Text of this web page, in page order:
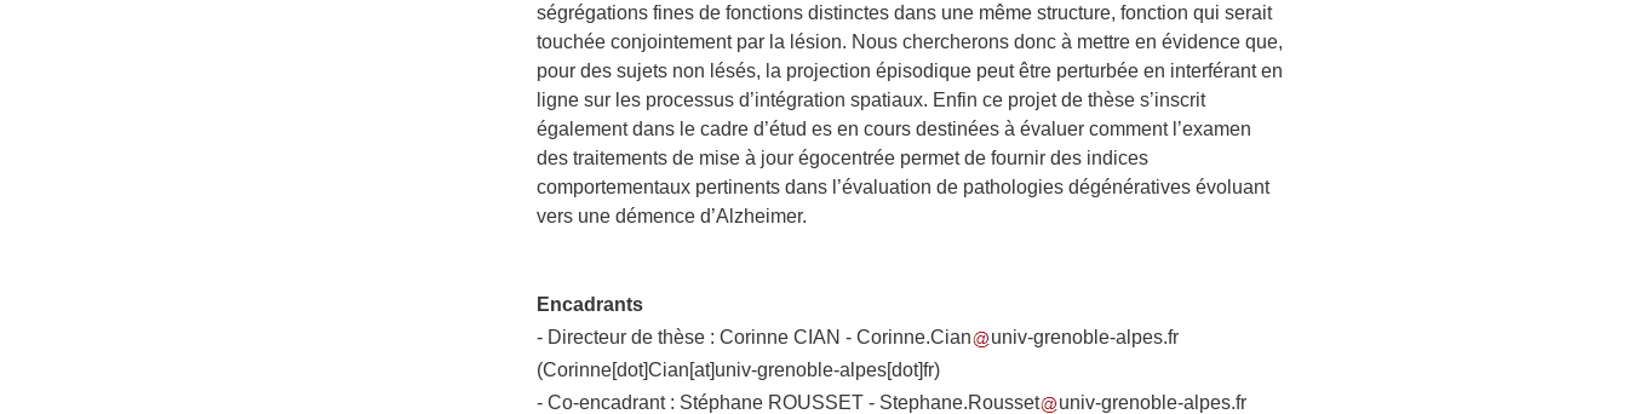
ségrégations fines de fonctions distinctes dans une même structure, fonction qui serait
touchée conjointement par la lésion. Nous chercherons donc à mettre en évidence que,
pour des sujets non lésés, la projection épisodique peut être perturbée en interférant en
ligne sur les processus d’intégration spatiaux. Enfin ce projet de thèse s’inscrit
également dans le cadre d’étud es en cours destinées à évaluer comment l’examen
des traitements de mise à jour égocentrée permet de fournir des indices
comportementaux pertinents dans l’évaluation de pathologies dégénératives évoluant
vers une démence d’Alzheimer.
Encadrants
- Directeur de thèse : Corinne CIAN - Corinne.Cian
univ-grenoble-alpes.fr
(Corinne[dot]Cian[at]univ-grenoble-alpes[dot]fr)
- Co-encadrant : Stéphane ROUSSET - Stephane.Rousset
univ-grenoble-alpes.fr